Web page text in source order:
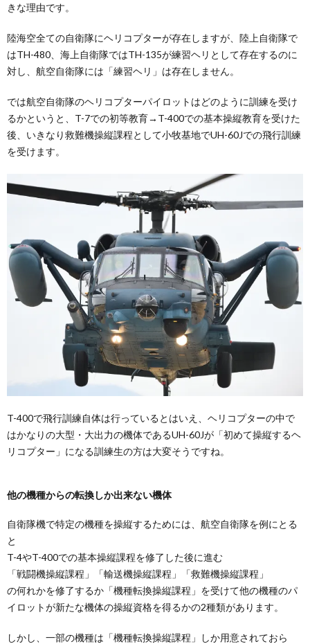
きな理由です。
陸海空全ての自衛隊にヘリコプターが存在しますが、陸上自衛隊で
はTH-480、海上自衛隊ではTH-135が練習ヘリとして存在するのに
対し、航空自衛隊には「練習ヘリ」は存在しません。
では航空自衛隊のヘリコプターパイロットはどのように訓練を受け
るかというと、T-7での初等教育→T-400での基本操縦教育を受けた
後、いきなり救難機操縦課程として小牧基地でUH-60Jでの飛行訓練
を受けます。
T-400で飛行訓練自体は行っているとはいえ、ヘリコプターの中で
はかなりの大型・大出力の機体であるUH-60Jが「初めて操縦するヘ
リコプター」になる訓練生の方は大変そうですね。
他の機種からの転換しか出来ない機体
自衛隊機で特定の機種を操縦するためには、航空自衛隊を例にとる
と
T-4やT-400での基本操縦課程を修了した後に進む
「戦闘機操縦課程」「輸送機操縦課程」「救難機操縦課程」
の何れかを修了するか「機種転換操縦課程」を受けて他の機種のパ
イロットが新たな機体の操縦資格を得るかの2種類があります。
しかし、一部の機種は「機種転換操縦課程」しか用意されておら